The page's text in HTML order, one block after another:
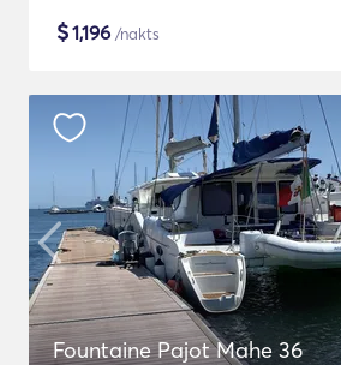
$1,196 /nakts
Fountaine Pajot Mahe 36